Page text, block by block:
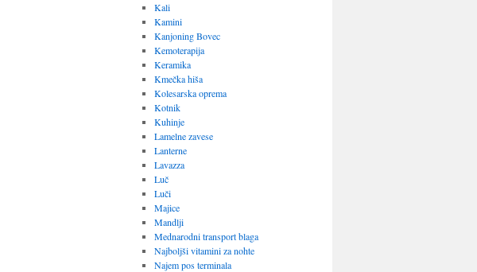
Kali
Kamini
Kanjoning Bovec
Kemoterapija
Keramika
Kmečka hiša
Kolesarska oprema
Kotnik
Kuhinje
Lamelne zavese
Lanterne
Lavazza
Luč
Luči
Majice
Mandlji
Mednarodni transport blaga
Najboljši vitamini za nohte
Najem pos terminala